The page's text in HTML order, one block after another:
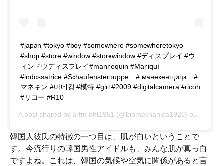
#japan #tokyo #boy #somewhere #somewheretokyo
#shop #store #window #storewindow #ディスプレイ #ウ
ィンドウディスプレイ#mannequin #Maniquí
#indossatrice #Schaufensterpuppe # манекенщица #
マネキン #마네킹 #模特 #girl #2009 #digitalcamera #ricoh
#リコー #R10
A post shared by arfm oht1951 (@biomechanica1920) on
韓国人彼氏の特徴の一つ目は、肌が白いということで
す。今流行りの韓国男性アイドルも、みんな肌が真っ白
ですよね。これは、韓国の気候や空気に関係があると言